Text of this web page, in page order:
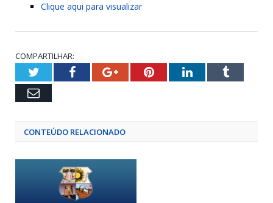
Clique aqui para visualizar
COMPARTILHAR:
TwitterFacebookGoogle+PinterestLinkedInTumblr
Email
CONTEÚDO RELACIONADO